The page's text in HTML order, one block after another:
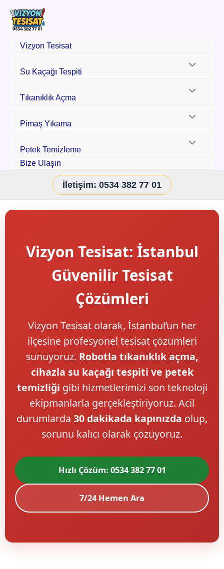
Vizyon Tesisat
Su Kaçağı Tespiti
Tıkanıklık Açma
Pimaş Yıkama
Petek Temizleme
Bize Ulaşın
İletişim: 0534 382 77 01
Vizyon Tesisat: İstanbul
Güvenilir Tesisat
Çözümleri
Vizyon Tesisat olarak, İstanbul’un her
ilçesine profesyonel tesisat çözümleri
sunuyoruz. Robotla tıkanıklık açma,
cihazla su kaçağı tespiti ve petek
temizliği gibi hizmetlerimizi son teknoloji
ekipmanlarla gerçekleştiriyoruz. Acil
durumlarda 30 dakikada kapınızda olup,
sorunu kalıcı olarak çözüyoruz.
Hızlı Çözüm: 0534 382 77 01
7/24 Hemen Ara